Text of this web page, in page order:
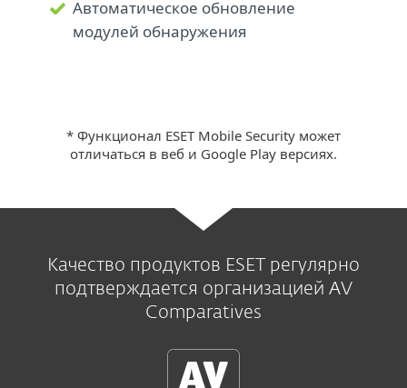
Автоматическое обновление
модулей обнаружения
* Функционал ESET Mobile Security может
отличаться в веб и Google Play версиях.
Качество продуктов ESET регулярно
подтверждается организацией AV
Comparatives